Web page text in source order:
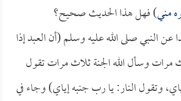
مني) فهل هذا الحديث صحيح؟
النبي صلى الله عليه وسلم (أن العبد إذا
مرات وسأل الله الجنة ثلاث مرات تقول
وتقول النار: يا رب جنبه إياي) وجاء في